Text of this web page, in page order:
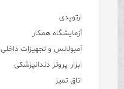
ارتوپدی
آزمایشگاه همکار
آمبولانس و تجهیزات داخلی
ابزار پروتز دندانپزشکی
اتاق تمیز